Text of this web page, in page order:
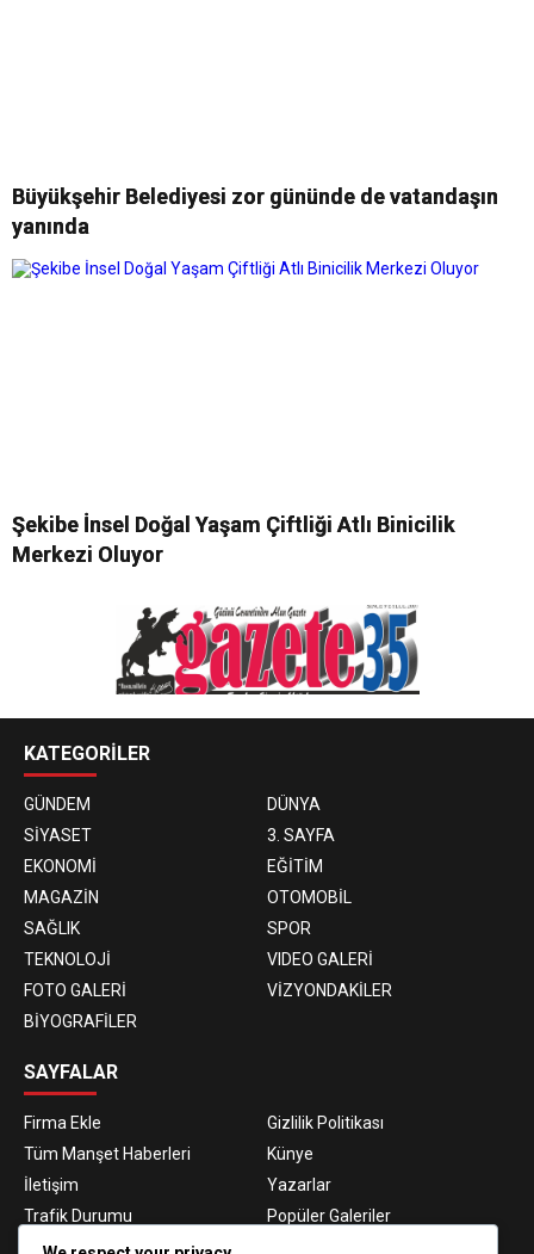
Büyükşehir Belediyesi zor gününde de vatandaşın
yanında
Şekibe İnsel Doğal Yaşam Çiftliği Atlı Binicilik
Merkezi Oluyor
KATEGORİLER
GÜNDEM
DÜNYA
SİYASET
3. SAYFA
EKONOMİ
EĞİTİM
MAGAZİN
OTOMOBİL
SAĞLIK
SPOR
TEKNOLOJİ
VIDEO GALERİ
FOTO GALERİ
VİZYONDAKİLER
BİYOGRAFİLER
SAYFALAR
Firma Ekle
Gizlilik Politikası
Tüm Manşet Haberleri
Künye
İletişim
Yazarlar
Trafik Durumu
Popüler Galeriler
Nöbetçi Eczaneler